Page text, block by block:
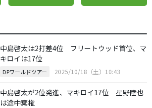
中島啓太は2打差4位 フリートウッド首位、マ
キロイは17位
DPワールドツアー 2025/10/18（土）10:43
中島啓太が2位発進、マキロイ17位 星野陸也
は途中棄権